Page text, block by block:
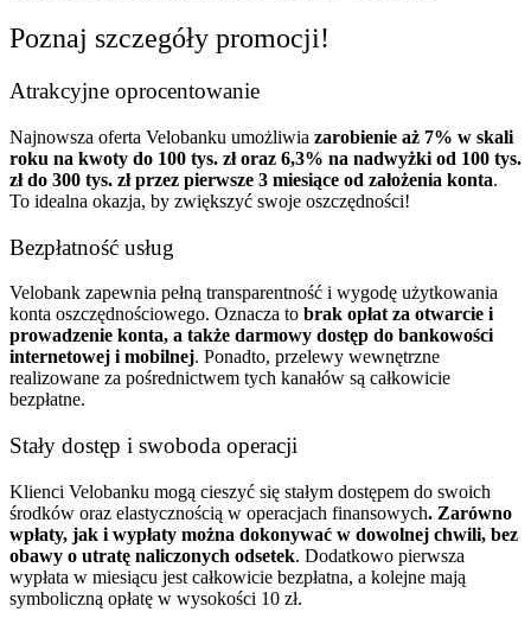
Poznaj szczegóły promocji!
Atrakcyjne oprocentowanie
Najnowsza oferta Velobanku umożliwia zarobienie aż 7% w skali
roku na kwoty do 100 tys. zł oraz 6,3% na nadwyżki od 100 tys.
zł do 300 tys. zł przez pierwsze 3 miesiące od założenia konta.
To idealna okazja, by zwiększyć swoje oszczędności!
Bezpłatność usług
Velobank zapewnia pełną transparentność i wygodę użytkowania
konta oszczędnościowego. Oznacza to brak opłat za otwarcie i
prowadzenie konta, a także darmowy dostęp do bankowości
internetowej i mobilnej. Ponadto, przelewy wewnętrzne
realizowane za pośrednictwem tych kanałów są całkowicie
bezpłatne.
Stały dostęp i swoboda operacji
Klienci Velobanku mogą cieszyć się stałym dostępem do swoich
środków oraz elastycznością w operacjach finansowych. Zarówno
wpłaty, jak i wypłaty można dokonywać w dowolnej chwili, bez
obawy o utratę naliczonych odsetek. Dodatkowo pierwsza
wypłata w miesiącu jest całkowicie bezpłatna, a kolejne mają
symboliczną opłatę w wysokości 10 zł.